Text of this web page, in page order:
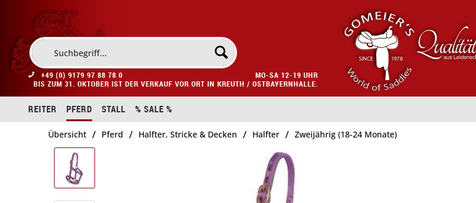
+49 (0) 9179 97 88 78 0
MO-SA 12-19 UHR
BIS ZUM 31. OKTOBER IST DER VERKAUF VOR ORT IN KREUTH / OSTBAYERNHALLE.
REITER PFERD STALL % SALE %
Übersicht / Pferd / Halfter, Stricke & Decken / Halfter / Zweijährig (18-24 Monate)